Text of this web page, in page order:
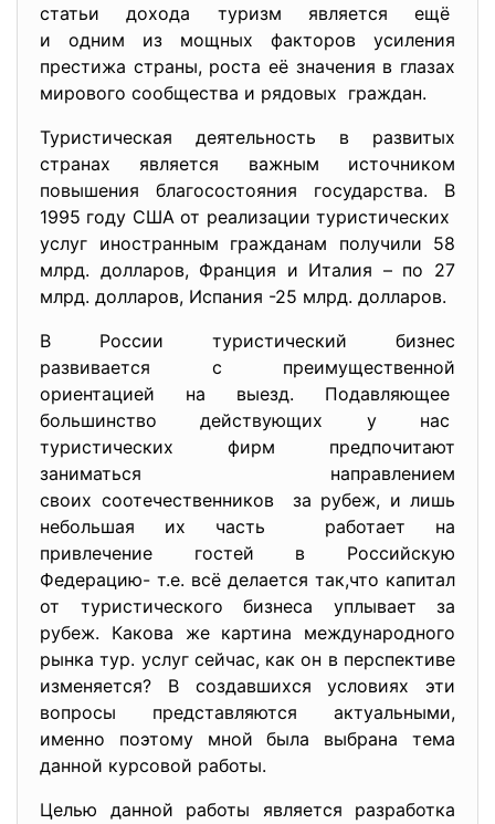
статьи дохода туризм является ещё
и одним из мощных факторов усиления
престижа страны, роста её значения в глазах
мирового сообщества и рядовых граждан.
Туристическая деятельность в развитых
странах является важным источником
повышения благосостояния государства. В
1995 году США от реализации туристических
услуг иностранным гражданам получили 58
млрд. долларов, Франция и Италия – по 27
млрд. долларов, Испания -25 млрд. долларов.
В России туристический бизнес
развивается с преимущественной
ориентацией на выезд. Подавляющее
большинство действующих у нас
туристических фирм предпочитают
заниматься направлением
своих соотечественников за рубеж, и лишь
небольшая их часть работает на
привлечение гостей в Российскую
Федерацию- т.е. всё делается так,что капитал
от туристического бизнеса уплывает за
рубеж. Какова же картина международного
рынка тур. услуг сейчас, как он в перспективе
изменяется? В создавшихся условиях эти
вопросы представляются актуальными,
именно поэтому мной была выбрана тема
данной курсовой работы.
Целью данной работы является разработка